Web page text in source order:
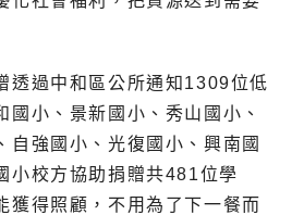
透過中和區公所通知1309位低
國小、景新國小、秀山國小、
自強國小、光復國小、興南國
小校方協助捐贈共481位學
獲得照顧，不用為了下一餐而